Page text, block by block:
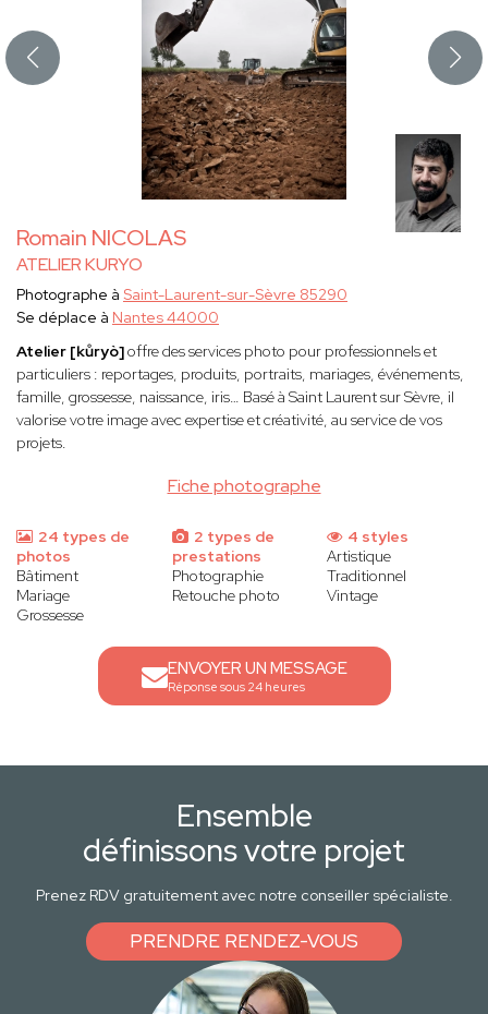
Romain NICOLAS
ATELIER KURYO
Fiche photographe
Photographe à Saint-Laurent-sur-Sèvre 85290
Se déplace à Nantes 44000
Atelier [kůryò]offre des services photo pour professionnels et
particuliers : reportages, produits, portraits, mariages, événements,
famille, grossesse, naissance, iris… Basé à Saint Laurent sur Sèvre, il
valorise votre image avec expertise et créativité, au service de vos
projets.
24 types de
photos
Bâtiment
Mariage
Grossesse
2 types de
prestations
Photographie
Retouche photo
4 styles
Artistique
Traditionnel
Vintage
ENVOYER UN MESSAGE
Réponse sous 24 heures
Ensemble
définissons votre projet
Prenez RDV gratuitement avec notre conseiller spécialiste.
PRENDRE RENDEZ-VOUS